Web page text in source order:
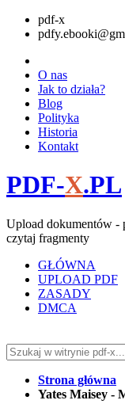
pdf-x
O nas
Jak to działa?
Blog
Polityka
Historia
Kontakt
PDF-X.PL
Upload dokumentów -
czytaj fragmenty
GŁÓWNA
UPLOAD PDF
ZASADY
DMCA
Strona główna
Yates Maisey -